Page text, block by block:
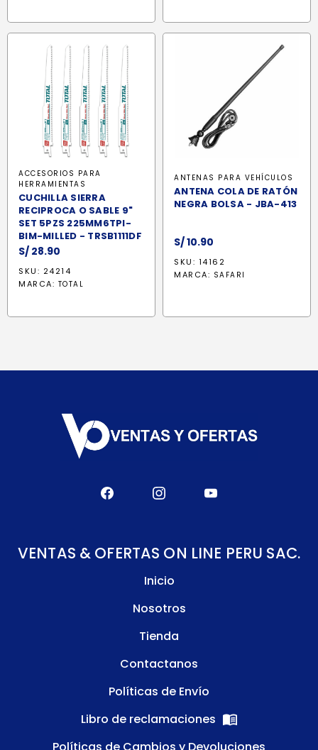
ACCESORIOS PARA
HERRAMIENTAS
CUCHILLA SIERRA
RECIPROCA O SABLE 9"
SET 5PZS 225MM6TPI-
BIM-MILLED - TRSB1111DF
S/ 28.90
SKU: 24214
MARCA: TOTAL
ANTENAS PARA VEHÍCULOS
ANTENA COLA DE RATÓN
NEGRA BOLSA - JBA-413
S/10.90
SKU: 14162
MARCA: SAFARI
VENTAS & OFERTAS ON LINE PERU SAC.
Inicio
Nosotros
Tienda
Contactanos
Políticas de Envío
Libro de reclamaciones
Políticas de Cambios y Devoluciones